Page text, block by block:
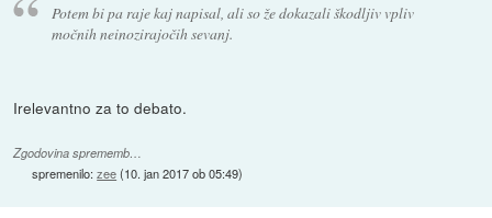
Potem bi pa raje kaj napisal, ali so že dokazali škodljiv vpliv
močnih neinozirajočih sevanj.
Irelevantno za to debato.
Zgodovina sprememb…
spremenilo:zee(10. jan 2017 ob 05:49)